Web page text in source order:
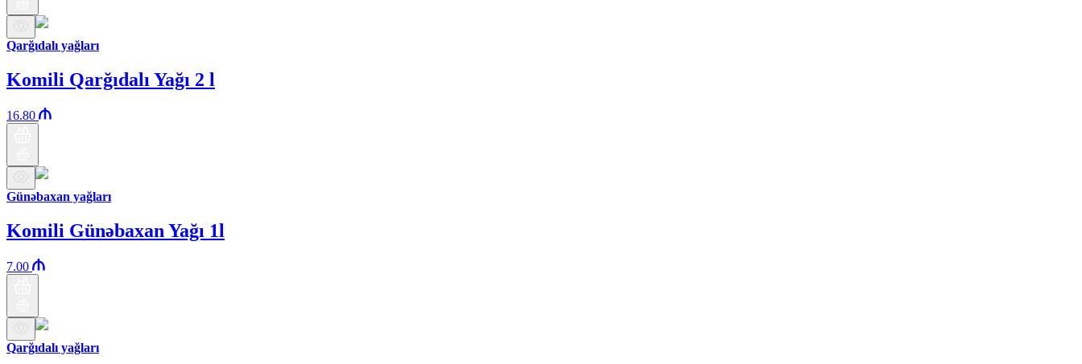
Qarğıdalı yağları
Komili Qarğıdalı Yağı 2 l
16.80
Günəbaxan yağları
Komili Günəbaxan Yağı 1l
7.00
Qarğıdalı yağları